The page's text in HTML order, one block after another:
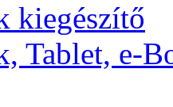
kiegészítő
Tablet, e-